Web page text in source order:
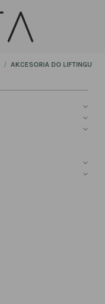
AKCESORIA DO LIFTINGU